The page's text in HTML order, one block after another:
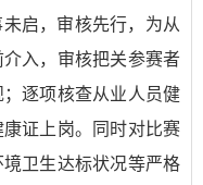
启，审核先行，为从
入，审核把关参赛者
逐项核查从业人员健
证上岗。同时对比赛
卫生达标状况等严格